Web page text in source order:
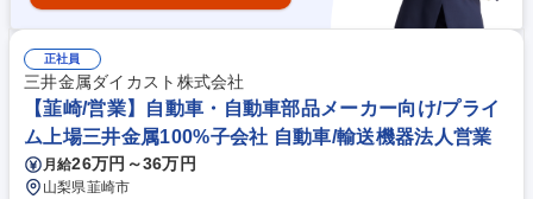
正社員
三井金属ダイカスト株式会社
【韮崎/営業】自動車・自動車部品メーカー向け/プライ
ム上場三井金属100%子会社 自動車/輸送機器法人営業
月給26万円～36万円
山梨県韮崎市